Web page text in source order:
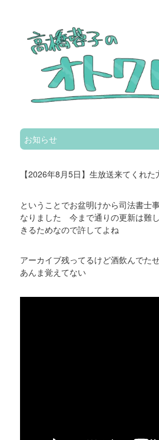
お知らせ
【2026年8月5日】生放送来てくれた
ということでお盆明けから司法書士
なりました 今まで通りの更新は難
きるためなので許してよね
アーカイブ残ってるけど酒飲んでた
あんま覚えてない